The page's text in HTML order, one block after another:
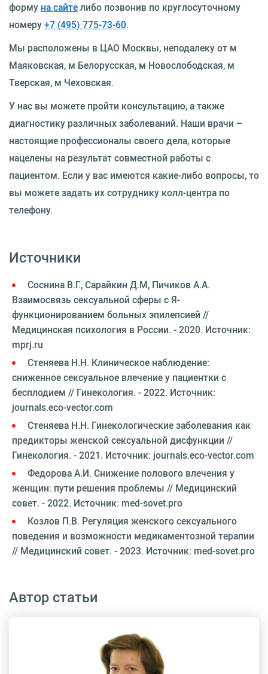
форму на сайтелибо позвонив по круглосуточному
номеру+7 (495) 775-73-60.
Мы расположены в ЦАО Москвы, неподалеку от м
Маяковская, м Белорусская, м Новослободская, м
Тверская, м Чеховская.
У нас вы можете пройти консультацию, а также
диагностику различных заболеваний. Наши врачи –
настоящие профессионалы своего дела, которые
нацелены на результат совместной работы с
пациентом. Если у вас имеются какие-либо вопросы, то
вы можете задать их сотруднику колл-центра по
телефону.
Источники
Соснина В.Г., Сарайкин Д.М, Пичиков А.А.
Взаимосвязь сексуальной сферы с Я-
функционированием больных эпилепсией //
Медицинская психология в России. - 2020. Источник:
mprj.ru
Стеняева Н.Н. Клиническое наблюдение:
сниженное сексуальное влечение у пациентки с
бесплодием // Гинекология. - 2022. Источник:
journals.eco-vector.com
Стеняева Н.Н. Гинекологические заболевания как
предикторы женской сексуальной дисфункции //
Гинекология. - 2021. Источник: journals.eco-vector.com
Федорова А.И. Снижение полового влечения у
женщин: пути решения проблемы // Медицинский
совет. - 2022. Источник: med-sovet.pro
Козлов П.В. Регуляция женского сексуального
поведения и возможности медикаментозной терапии
// Медицинский совет. - 2023. Источник: med-sovet.pro
Автор статьи